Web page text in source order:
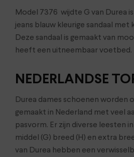
Model 7376 wijdte G van Durea
jeans blauw kleurige sandaal met
Deze sandaal is gemaakt van
heeft een uitneembaar voetbed.
NEDERLANDSE
Durea dames schoenen worden
gemaakt in Nederland met veel
pasvorm. Er zijn diverse leesten
middel (G) breed (H) en extra
van Durea hebben een